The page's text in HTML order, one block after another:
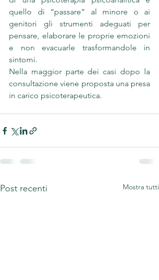
quello di “passare” al minore o ai
genitori gli strumenti adeguati per
pensare, elaborare le proprie emozioni
e non evacuarle trasformandole in
sintomi.
Nella maggior parte dei casi dopo la
consultazione viene proposta una presa
in carico psicoterapeutica.
Post recenti Mostra tutti